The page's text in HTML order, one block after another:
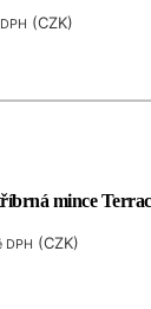
(CZK)
mince
DPH (CZK)